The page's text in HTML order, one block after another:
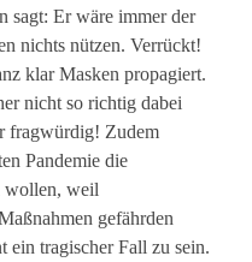
sagt: Er wäre immer der
nichts nützen. Verrückt!
klar Masken propagiert.
nicht so richtig dabei
fragwürdig! Zudem
Pandemie die
wollen, weil
gefährden
ein tragischer Fall zu sein.